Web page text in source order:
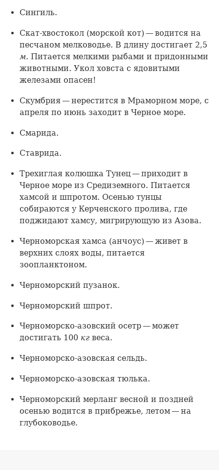
Сингиль.
Скат-хвостокол (морской кот) — водится на
песчаном мелководье. В длину достигает 2,5
м. Питается мелкими рыбами и придонными
животными. Укол ховста с ядовитыми
железами опасен!
Скумбрия — нерестится в Мраморном море, с
апреля по июнь заходит в Черное море.
Смарида.
Ставрида.
Трехиглая колюшка Тунец — приходит в
Черное море из Средиземного. Питается
хамсой и шпротом. Осенью тунцы
собираются у Керченского пролива, где
поджидают хамсу, мигрирующую из Азова.
Черноморская хамса (анчоус) — живет в
верхних слоях воды, питается
зоопланктоном.
Черноморский пузанок.
Черноморский шпрот.
Черноморско-азовский осетр — может
достигать 100 кг веса.
Черноморско-азовская сельдь.
Черноморско-азовская тюлька.
Черноморский мерланг весной и поздней
осенью водится в прибрежье, летом — на
глубоководье.